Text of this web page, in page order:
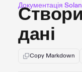
Документація
дані
Copy Markdown